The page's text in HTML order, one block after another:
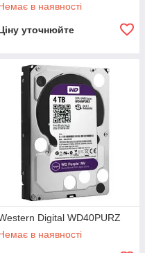
в наявності
уточнюйте
Digital WD40PURZ
в наявності